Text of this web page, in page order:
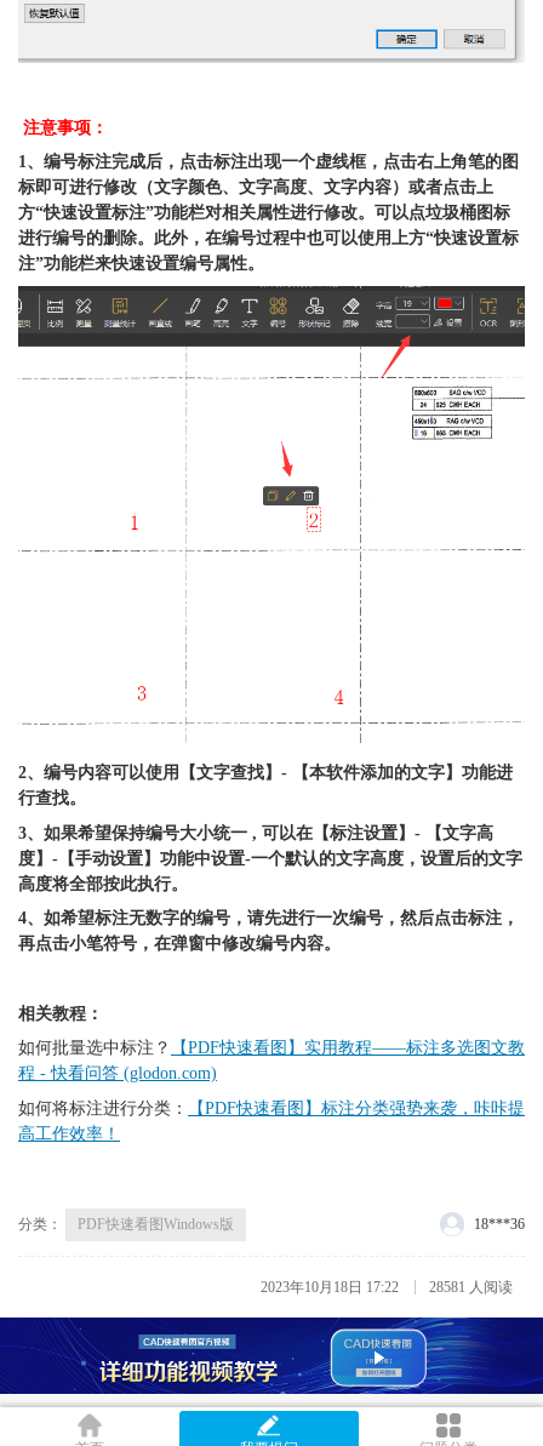
注意事项：
1、编号标注完成后，点击标注出现一个虚线框，点击右上角笔的图
标即可进行修改（文字颜色、文字高度、文字内容）或者点击上
方“快速设置标注”功能栏对相关属性进行修改。可以点垃圾桶图标
进行编号的删除。此外，在编号过程中也可以使用上方“快速设置标
注”功能栏来快速设置编号属性。
2、编号内容可以使用【文字查找】- 【本软件添加的文字】功能进
行查找。
3、如果希望保持编号大小统一 , 可以在【标注设置】- 【文字高
度】-【手动设置】功能中设置-一个默认的文字高度，设置后的文字
高度将全部按此执行。
4、如希望标注无数字的编号，请先进行一次编号，然后点击标注，
再点击小笔符号，在弹窗中修改编号内容。
相关教程：
如何批量选中标注？
【PDF快速看图】实用教程——标注多选图文教
程 - 快看问答 (glodon.com)
如何将标注进行分类：
【PDF快速看图】标注分类强势来袭，咔咔提
高工作效率！
分类： PDF快速看图Windows版 18***36
2023年10月18日 17:22 28581 人阅读